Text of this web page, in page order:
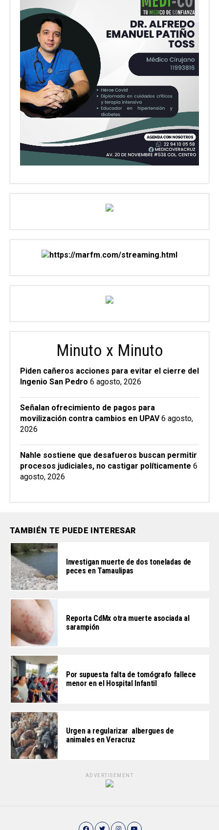
Minuto x Minuto
Piden cañeros acciones para evitar el cierre del
Ingenio San Pedro 6 agosto, 2026
Señalan ofrecimiento de pagos para
movilización contra cambios en UPAV 6 agosto,
2026
Nahle sostiene que desafueros buscan permitir
procesos judiciales, no castigar políticamente 6
agosto, 2026
TAMBIÉN TE PUEDE INTERESAR
Investigan muerte de dos toneladas de
peces en Tamaulipas
Reporta CdMx otra muerte asociada al
sarampión
Por supuesta falta de tomógrafo fallece
menor en el Hospital Infantil
Urgen a regularizar albergues de
animales en Veracruz
ADVERTISEMENT